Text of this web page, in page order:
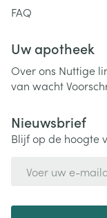
FAQ
Uw apotheek
Over ons Nuttige
van wacht
Nieuwsbrief
Blijf op de hoogte